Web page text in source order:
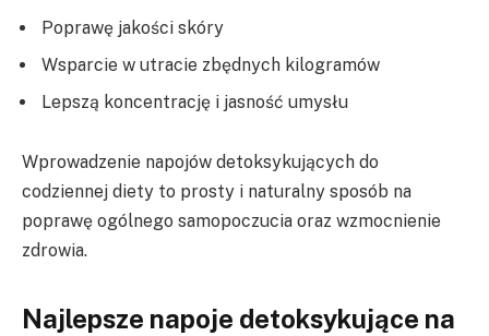
Poprawę jakości skóry
Wsparcie w utracie zbędnych kilogramów
Lepszą koncentrację i jasność umysłu
Wprowadzenie napojów detoksykujących do
codziennej diety to prosty i naturalny sposób na
poprawę ogólnego samopoczucia oraz wzmocnienie
zdrowia.
Najlepsze napoje detoksykujące na